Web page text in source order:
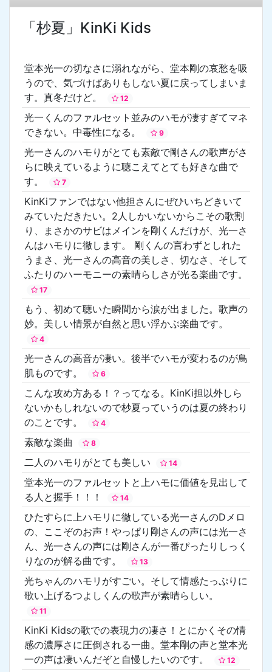
「杪夏」KinKi Kids
堂本光一の切なさに溺れながら、堂本剛の哀愁を吸
うので、気づけばありもしない夏に戻ってしまいま
す。真冬だけど。
12
光一くんのファルセット並みのハモが凄すぎてマネ
できない。中毒性になる。
9
光一さんのハモりがとても素敵で剛さんの歌声がさ
らに映えているように聴こえてとても好きな曲で
す。
7
KinKiファンではない他担さんにぜひいちどきいて
みていただきたい。2人しかいないからこその歌割
り、まさかのサビはメインを剛くんだけが、光一さ
んはハモりに徹します。 剛くんの言わずとしれた
うまさ、光一さんの高音の美しさ、切なさ、そして
ふたりのハーモニーの素晴らしさが光る楽曲です。
17
もう、初めて聴いた瞬間から涙が出ました。歌声の
妙。美しい情景が自然と思い浮かぶ楽曲です。
4
光一さんの高音が凄い。後半でハモが変わるのが鳥
肌ものです。
6
こんな攻め方ある！？ってなる。KinKi担以外しら
ないかもしれないので杪夏っていうのは夏の終わり
のことです。
4
素敵な楽曲 8
二人のハモりがとても美しい 14
堂本光一のファルセットと上ハモに価値を見出して
る人と握手！！！
14
ひたすらに上ハモリに徹している光一さんのDメロ
の、ここぞのお声！やっぱり剛さんの声には光一さ
ん、光一さんの声には剛さんが一番ぴったりしっく
りなのが解る曲です。
13
光ちゃんのハモリがすごい。そして情感たっぷりに
歌い上げるつよしくんの歌声が素晴らしい。
11
KinKi Kidsの歌での表現力の凄さ！とにかくその情
感の濃厚さに圧倒される一曲。堂本剛の声と堂本光
一の声は凄いんだぞと自慢したいのです。
12